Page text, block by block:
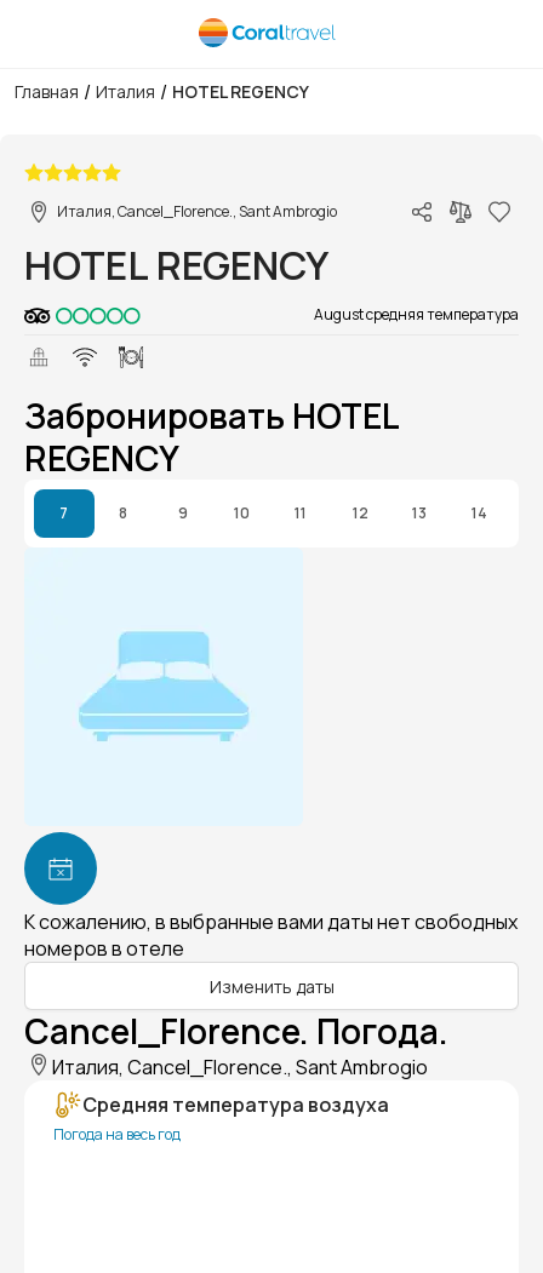
Главная / Италия / HOTEL REGENCY
Италия, Cancel_Florence., Sant Ambrogio
HOTEL REGENCY
August средняя температура
Забронировать HOTEL
REGENCY
7 8 9 10 11 12 13 14
К сожалению, в выбранные вами даты нет свободных
номеров в отеле
Изменить даты
Cancel_Florence. Погода.
Италия, Cancel_Florence., Sant Ambrogio
Средняя температура воздуха
Погода на весь год